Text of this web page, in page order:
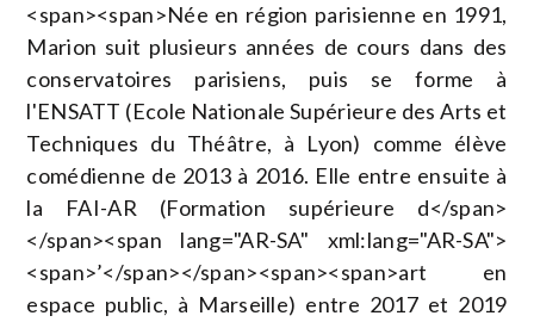
<span><span>Née en région parisienne en 1991,
Marion suit plusieurs années de cours dans des
conservatoires parisiens, puis se forme à
l'ENSATT (Ecole Nationale Supérieure des Arts et
Techniques du Théâtre, à Lyon) comme élève
comédienne de 2013 à 2016. Elle entre ensuite à
la FAI-AR (Formation supérieure d</span>
</span><span lang="AR-SA" xml:lang="AR-SA">
<span>’</span></span><span><span>art en
espace public, à Marseille) entre 2017 et 2019